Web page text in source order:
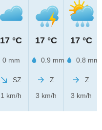
17 °C
0 mm
SZ
1 km/h
17 °C
0.9 mm
Z
3 km/h
17 °C
0.8 mm
Z
3 km/h